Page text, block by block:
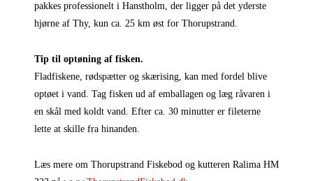
pakkes professionelt i Hanstholm, der ligger på det yderste
hjørne af Thy, kun ca. 25 km øst for Thorupstrand.
Tip til optøning af fisken.
Fladfiskene, rødspætter og skærising, kan med fordel blive
optøet i vand. Tag fisken ud af emballagen og læg råvaren i
en skål med koldt vand. Efter ca. 30 minutter er fileterne
lette at skille fra hinanden.
Læs mere om Thorupstrand Fiskebod og kutteren Ralima HM